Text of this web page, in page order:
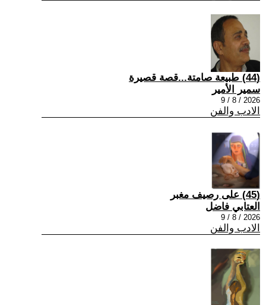
(44) طبيعة صامتة...قصة قصيرة
سمير الأمير
2026 / 8 / 9
الادب والفن
(45) على رصيف مغبر
العتابي فاضل
2026 / 8 / 9
الادب والفن